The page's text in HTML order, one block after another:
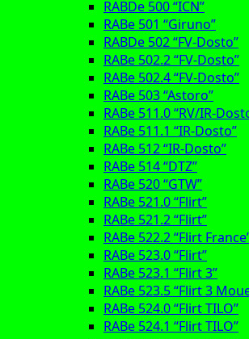
RABDe 500 “ICN”
RABe 501 “Giruno”
RABDe 502 “FV-Dosto”
RABe 502.2 “FV-Dosto”
RABe 502.4 “FV-Dosto”
RABe 503 “Astoro”
RABe 511.0 “RV/IR-
RABe 511.1 “IR-Dosto”
RABe 512 “IR-Dosto”
RABe 514 “DTZ”
RABe 520 “GTW”
RABe 521.0 “Flirt”
RABe 521.2 “Flirt”
RABe 522.2 “Flirt
RABe 523.0 “Flirt”
RABe 523.1 “Flirt 3”
RABe 523.5 “Flirt 3
RABe 524.0 “Flirt TILO”
RABe 524.1 “Flirt TILO”